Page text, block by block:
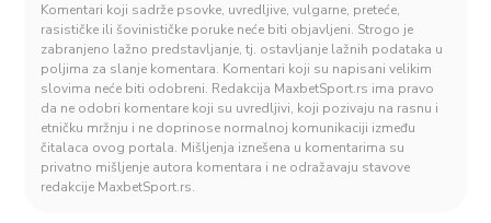
Komentari koji sadrže psovke, uvredljive, vulgarne, preteće,
rasističke ili šovinističke poruke neće biti objavljeni. Strogo je
zabranjeno lažno predstavljanje, tj. ostavljanje lažnih podataka u
poljima za slanje komentara. Komentari koji su napisani velikim
slovima neće biti odobreni. Redakcija MaxbetSport.rs ima pravo
da ne odobri komentare koji su uvredljivi, koji pozivaju na rasnu i
etničku mržnju i ne doprinose normalnoj komunikaciji između
čitalaca ovog portala. Mišljenja iznešena u komentarima su
privatno mišljenje autora komentara i ne odražavaju stavove
redakcije MaxbetSport.rs.